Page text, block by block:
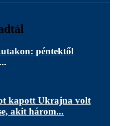
péntektől
kapott Ukrajna volt
akit három...